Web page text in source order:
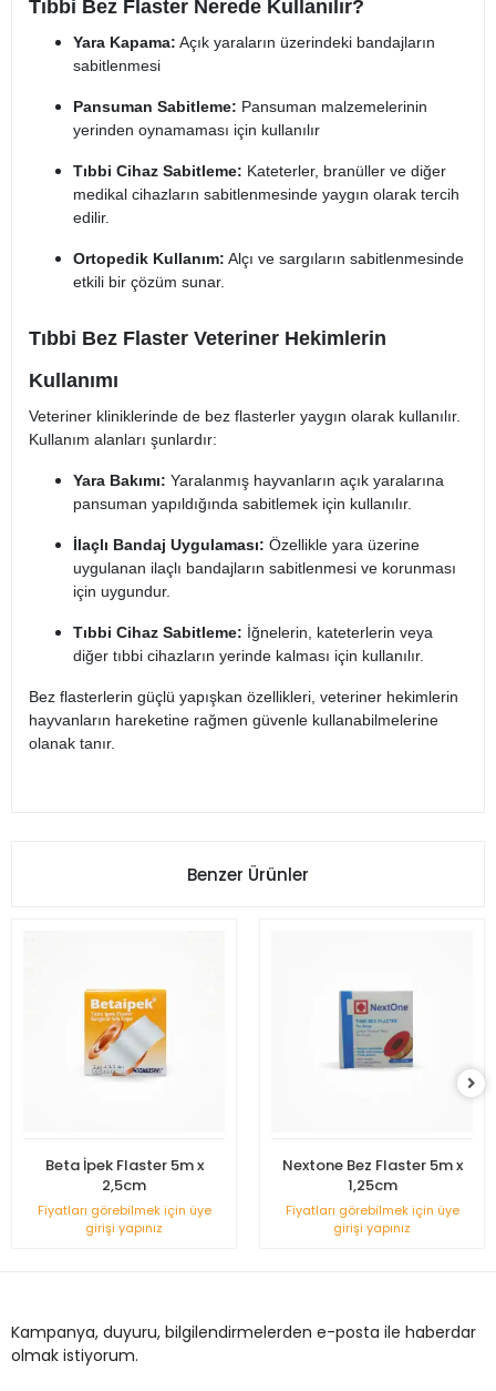
Tıbbi Bez Flaster Nerede Kullanılır?
Yara Kapama: Açık yaraların üzerindeki bandajların
sabitlenmesi
Pansuman Sabitleme: Pansuman malzemelerinin
yerinden oynamaması için kullanılır
Tıbbi Cihaz Sabitleme: Kateterler, branüller ve diğer
medikal cihazların sabitlenmesinde yaygın olarak tercih
edilir.
Ortopedik Kullanım: Alçı ve sargıların sabitlenmesinde
etkili bir çözüm sunar.
Tıbbi Bez Flaster Veteriner Hekimlerin
Kullanımı
Veteriner kliniklerinde de bez flasterler yaygın olarak kullanılır.
Kullanım alanları şunlardır:
Yara Bakımı: Yaralanmış hayvanların açık yaralarına
pansuman yapıldığında sabitlemek için kullanılır.
İlaçlı Bandaj Uygulaması: Özellikle yara üzerine
uygulanan ilaçlı bandajların sabitlenmesi ve korunması
için uygundur.
Tıbbi Cihaz Sabitleme: İğnelerin, kateterlerin veya
diğer tıbbi cihazların yerinde kalması için kullanılır.
Bez flasterlerin güçlü yapışkan özellikleri, veteriner hekimlerin
hayvanların hareketine rağmen güvenle kullanabilmelerine
olanak tanır.
Benzer Ürünler
Beta İpek Flaster 5m x
2,5cm
Fiyatları görebilmek için üye
girişi yapınız
Nextone Bez Flaster 5m x
1,25cm
Fiyatları görebilmek için üye
girişi yapınız
Kampanya, duyuru, bilgilendirmelerden e-posta ile haberdar
olmak istiyorum.